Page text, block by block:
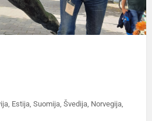
Estija, Suomija, Švedija, Norvegija,